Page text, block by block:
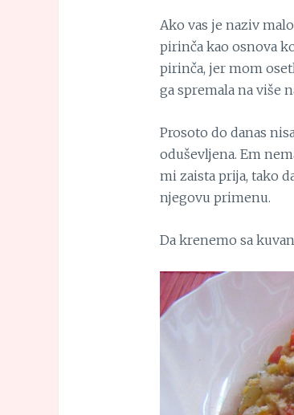
Ako vas je naziv
pirinča kao osnova
pirinča, jer mom
ga spremala na više
Prosoto do danas
oduševljena. Em
mi zaista prija, tako
njegovu primenu.
Da krenemo sa